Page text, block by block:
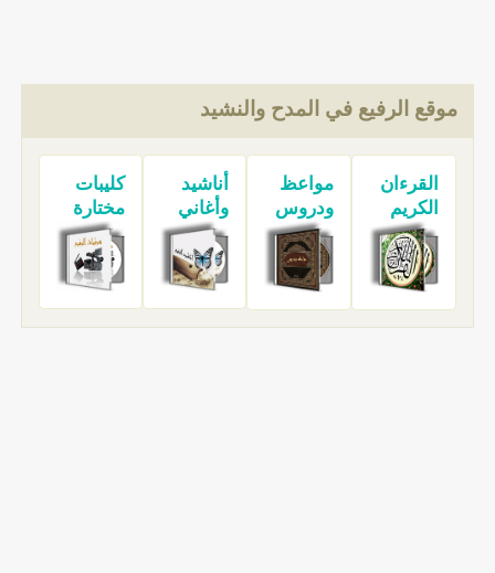
موقع الرفيع في المدح والنشيد
القرءان
الكريم
مواعظ
ودروس
أناشيد
وأغاني
كليبات
مختارة